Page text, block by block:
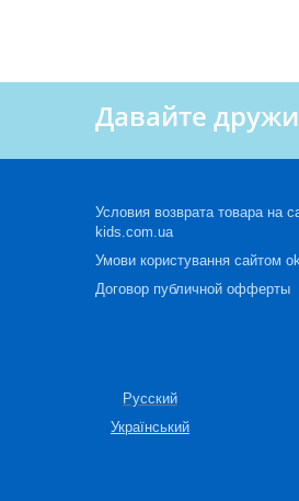
Давайте
Условия возврата товара на
kids.com.ua
Умови користування сайтом
Договор публичной офферты
Русский
Український